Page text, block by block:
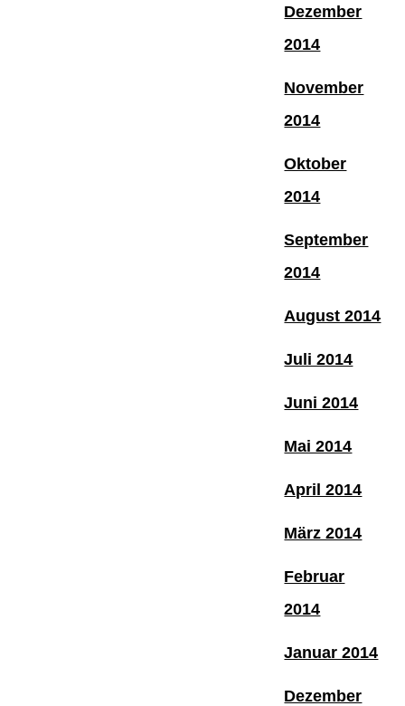
Dezember
2014
November
2014
Oktober
2014
September
2014
August 2014
Juli 2014
Juni 2014
Mai 2014
April 2014
März 2014
Februar
2014
Januar 2014
Dezember